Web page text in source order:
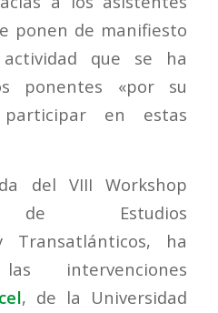
ponen de manifiesto
que se ha
ponentes «por su
en estas
del VIII Workshop
de Estudios
Transatlánticos, ha
intervenciones
, de la Universidad